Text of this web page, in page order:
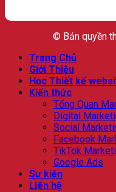
© Bản quyền
Trang Chủ
Giới Thiệu
Học Thiết kế
Kiến thức
Tổng Quan
Digital
Social
Facebook
TikTok
Google Ads
Sự kiện
Liên hệ